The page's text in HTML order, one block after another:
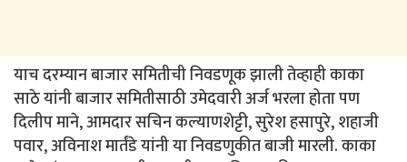
याच दरम्यान बाजार समितीची निवडणूक झाली तेव्हाही काका
साठे यांनी बाजार समितीसाठी उमेदवारी अर्ज भरला होता पण
दिलीप माने, आमदार सचिन कल्याणशेट्टी, सुरेश हसापुरे, शहाजी
पवार, अविनाश मार्तंडे यांनी या निवडणुकीत बाजी मारली. काका